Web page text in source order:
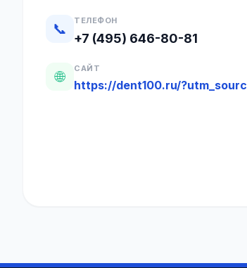
📞 ТЕЛЕФОН
+7 (495) 646-80-81
🌐 САЙТ
https://dent100.ru/